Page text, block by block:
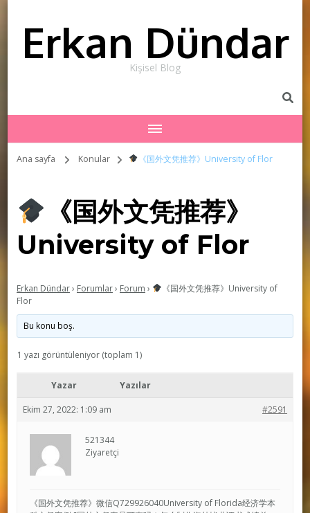
Erkan Dündar
Kişisel Blog
Ana sayfa Konular 《国外文凭推荐》University of Flor
《国外文凭推荐》
University of Flor
Erkan Dündar› Forumlar› Forum ›
《国外文凭推荐》University of
Flor
Bu konu boş.
1 yazı görüntüleniyor (toplam 1)
Yazar Yazılar
Ekim 27, 2022: 1:09 am #2591
521344
Ziyaretçi
《国外文凭推荐》微信Q729926040University of Florida经济学本